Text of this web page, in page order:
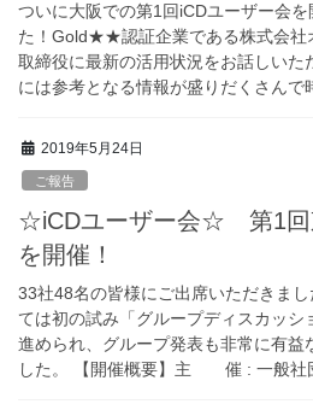
ついに大阪での第1回iCDユーザー会
た！Gold★★認証企業である株式会社
取締役に最新の活用状況をお話しいた
には参考となる情報が盛りだくさん
2019年5月24日
ご報告
☆iCDユーザー会☆ 第1回
を開催！
33社48名の皆様にご出席いただきま
ては初の試み「グループディスカッシ
進められ、グループ発表も非常に有益
した。 【開催概要】主 催 : 一般